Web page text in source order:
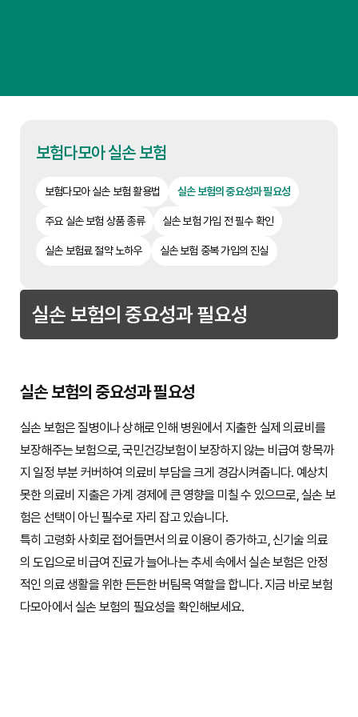
보험다모아 실손 보험
보험다모아 실손 보험 활용법 실손 보험의 중요성과 필요성
주요 실손 보험 상품 종류 실손 보험 가입 전 필수 확인
실손 보험료 절약 노하우 실손 보험 중복 가입의 진실
실손 보험의 중요성과 필요성
실손 보험의 중요성과 필요성
실손 보험은 질병이나 상해로 인해 병원에서 지출한 실제 의료비를
보장해주는 보험으로, 국민건강보험이 보장하지 않는 비급여 항목까
지 일정 부분 커버하여 의료비 부담을 크게 경감시켜줍니다. 예상치
못한 의료비 지출은 가계 경제에 큰 영향을 미칠 수 있으므로, 실손 보
험은 선택이 아닌 필수로 자리 잡고 있습니다.
특히 고령화 사회로 접어들면서 의료 이용이 증가하고, 신기술 의료
의 도입으로 비급여 진료가 늘어나는 추세 속에서 실손 보험은 안정
적인 의료 생활을 위한 든든한 버팀목 역할을 합니다. 지금 바로 보험
다모아에서 실손 보험의 필요성을 확인해보세요.